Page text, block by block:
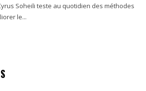
Soheili teste au quotidien des méthodes
le...